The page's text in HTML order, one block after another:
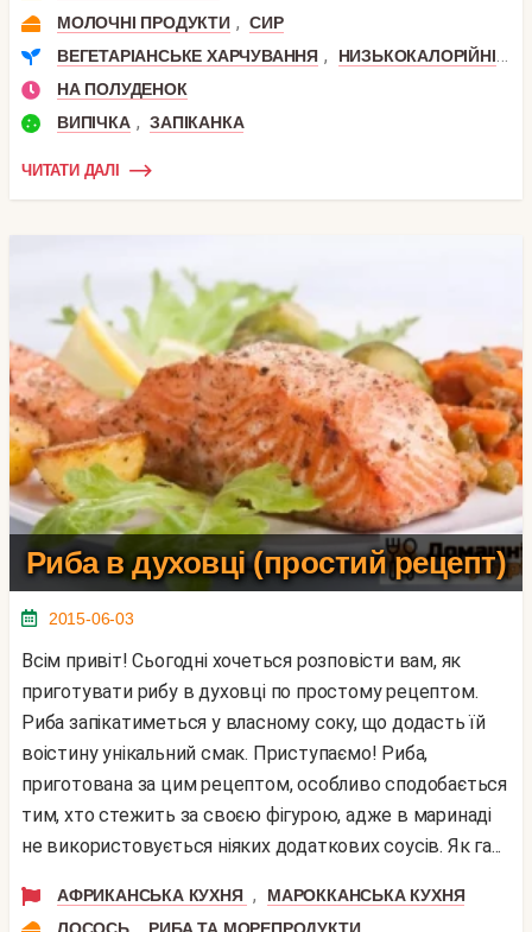
МОЛОЧНІ ПРОДУКТИ , СИР
ВЕГЕТАРІАНСЬКЕ ХАРЧУВАННЯ , НИЗЬКОКАЛОРІЙНІ
НА ПОЛУДЕНОК
ВИПІЧКА , ЗАПІКАНКА
ЧИТАТИ ДАЛІ
Риба в духовці (простий рецепт)
2015-06-03
Всім привіт! Сьогодні хочеться розповісти вам, як
приготувати рибу в духовці по простому рецептом.
Риба запікатиметься у власному соку, що додасть їй
воістину унікальний смак. Приступаємо! Риба,
приготована за цим рецептом, особливо сподобається
тим, хто стежить за своєю фігурою, адже в маринаді
не використовується ніяких додаткових соусів. Як га...
АФРИКАНСЬКА КУХНЯ ,
МАРОККАНСЬКА КУХНЯ
ЛОСОСЬ
РИБА ТА МОРЕПРОДУКТИ